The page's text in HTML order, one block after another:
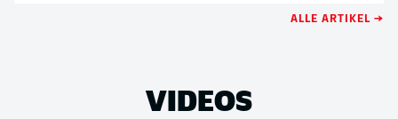
ALLE ARTIKEL →
VIDEOS